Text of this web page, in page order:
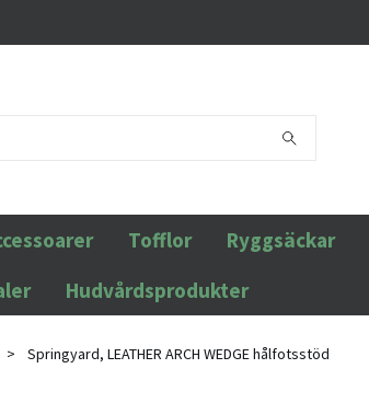
Tofflor Ryggsäckar
Hudvårdsprodukter
Springyard, LEATHER ARCH WEDGE hålfotsstöd